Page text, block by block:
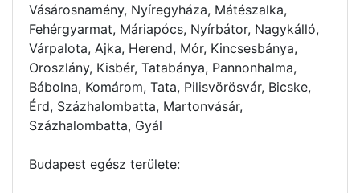
Vásárosnamény, Nyíregyháza, Mátészalka,
Fehérgyarmat, Máriapócs, Nyírbátor, Nagykálló,
Várpalota, Ajka, Herend, Mór, Kincsesbánya,
Oroszlány, Kisbér, Tatabánya, Pannonhalma,
Bábolna, Komárom, Tata, Pilisvörösvár, Bicske,
Érd, Százhalombatta, Martonvásár,
Százhalombatta, Gyál
Budapest egész területe: